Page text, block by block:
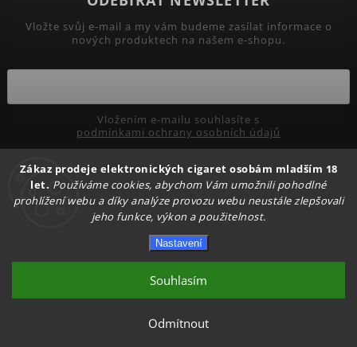
Zákaz prodeje elektronických cigaret osobám mladším 18
let. Používáme cookies, abychom Vám umožnili pohodlné
prohlížení webu a díky analýze provozu webu neustále zlepšovali
jeho funkce, výkon a použitelnost.
Nastavení
Odmítnout
Souhlasím
Vložte svůj e-mail a my vám budeme zasílat informace o
nových produktech na našem e-shopu.
podmínkami ochrany osobních údajů
Přihlásit se
Upravit nastavení cookies
Shoptet | Design